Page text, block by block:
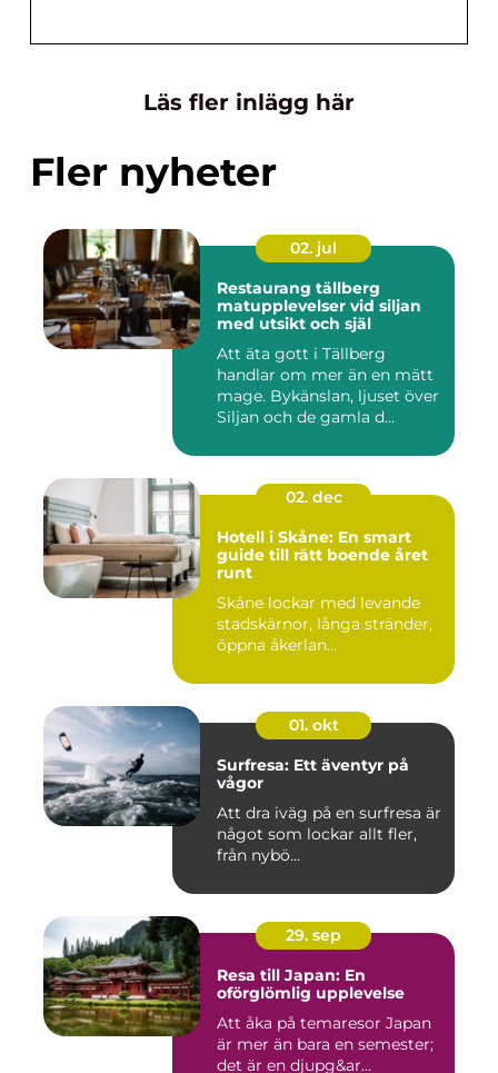
Läs fler inlägg här
Fler nyheter
02. jul
Restaurang tällberg
matupplevelser vid siljan
med utsikt och själ
Att äta gott i Tällberg
handlar om mer än en mätt
mage. Bykänslan, ljuset över
Siljan och de gamla d...
02. dec
Hotell i Skåne: En smart
guide till rätt boende året
runt
Skåne lockar med levande
stadskärnor, långa stränder,
öppna åkerlan...
01. okt
Surfresa: Ett äventyr på
vågor
Att dra iväg på en surfresa är
något som lockar allt fler,
från nybö...
29. sep
Resa till Japan: En
oförglömlig upplevelse
Att åka på temaresor Japan
är mer än bara en semester;
det är en djupg&ar...